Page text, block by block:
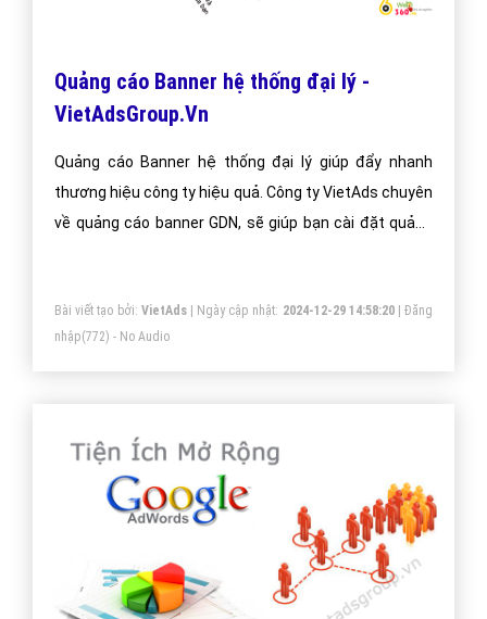
Quảng cáo Banner hệ thống đại lý -
VietAdsGroup.Vn
Quảng cáo Banner hệ thống đại lý giúp đẩy nhanh
thương hiệu công ty hiệu quả. Công ty VietAds chuyên
về quảng cáo banner GDN, sẽ giúp bạn cài đặt quảng
Bài viết tạo bởi: VietAds| Ngày cập nhật: 2024-12-29 14:58:20|Đăng
nhập(772) - No Audio